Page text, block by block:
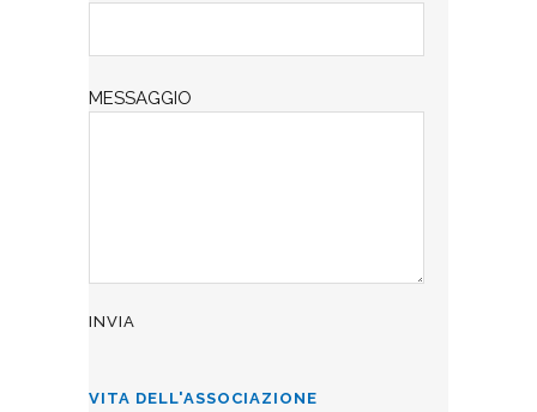
MESSAGGIO
VITA DELL'ASSOCIAZIONE